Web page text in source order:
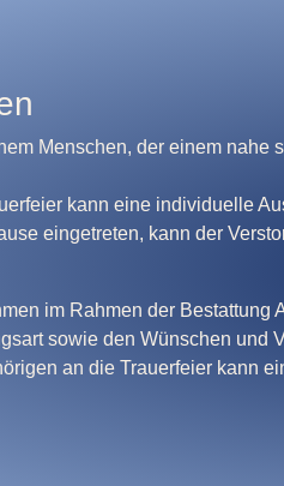
Menschen, der einem nahe
kann eine individuelle
eingetreten, kann der
im Rahmen der Bestattung
sowie den Wünschen und
an die Trauerfeier kann